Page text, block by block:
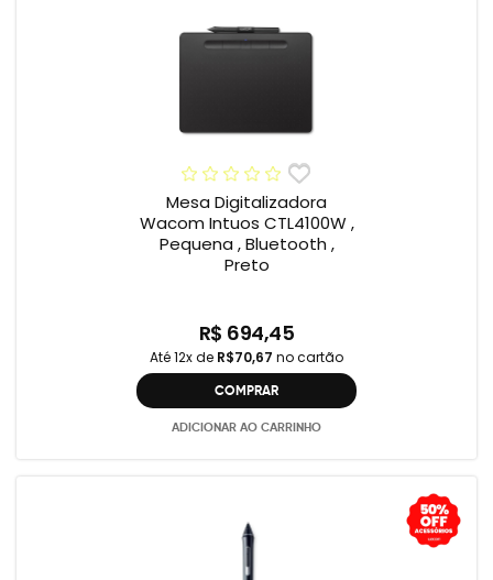
Mesa Digitalizadora
Wacom Intuos CTL4100W ,
Pequena , Bluetooth ,
Preto
R$ 694,45
Até 12x de R$70,67 no cartão
COMPRAR
ADICIONAR AO CARRINHO